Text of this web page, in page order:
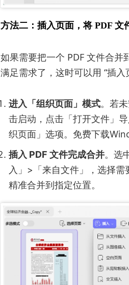
方法二：插入页面，将 PDF 文
如果需要把一个 PDF 文件合并
满足需求了，这时可以用 “插入
进入「组织页面」模式。若
击启动，点击「打开文件」
织页面」选项。免费下载
插入 PDF 文件完成合并。选
入」>「来自文件」，选择
精准合并到指定位置。